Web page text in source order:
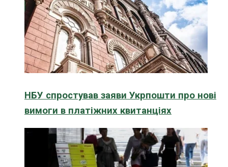
НБУ спростував заяви Укрпошти про нові
вимоги в платіжних квитанціях